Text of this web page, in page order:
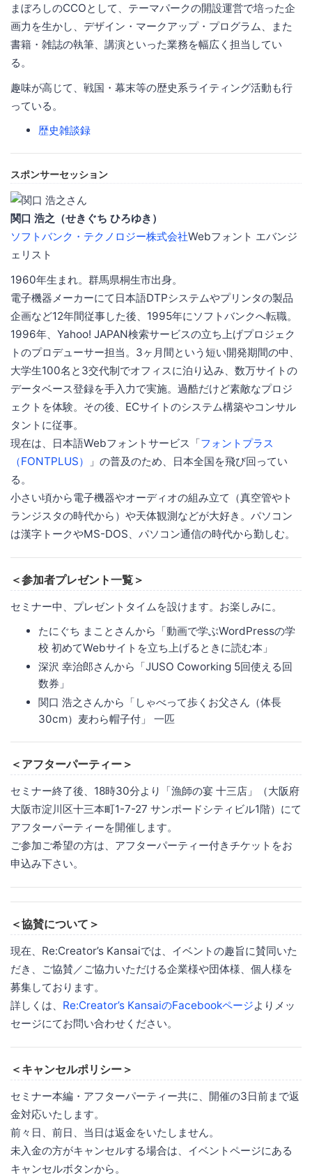
まぼろしのCCOとして、テーマパークの開設運営で培った企
画力を生かし、デザイン・マークアップ・プログラム、また
書籍・雑誌の執筆、講演といった業務を幅広く担当してい
る。
趣味が高じて、戦国・幕末等の歴史系ライティング活動も行
っている。
歴史雑談録
スポンサーセッション
関口 浩之（せきぐち ひろゆき）
ソフトバンク・テクノロジー株式会社Webフォント エバンジ
ェリスト
1960年生まれ。群馬県桐生市出身。
電子機器メーカーにて日本語DTPシステムやプリンタの製品
企画など12年間従事した後、1995年にソフトバンクへ転職。
1996年、Yahoo! JAPAN検索サービスの立ち上げプロジェク
トのプロデューサー担当。3ヶ月間という短い開発期間の中、
大学生100名と3交代制でオフィスに泊り込み、数万サイトの
データベース登録を手入力で実施。過酷だけど素敵なプロジ
ェクトを体験。その後、ECサイトのシステム構築やコンサル
タントに従事。
現在は、日本語Webフォントサービス「フォントプラス
（FONTPLUS）
」の普及のため、日本全国を飛び回ってい
る。
小さい頃から電子機器やオーディオの組み立て（真空管やト
ランジスタの時代から）や天体観測などが大好き。パソコン
は漢字トークやMS-DOS、パソコン通信の時代から勤しむ。
＜参加者プレゼント一覧＞
セミナー中、プレゼントタイムを設けます。お楽しみに。
たにぐち まことさんから「動画で学ぶWordPressの学
校 初めてWebサイトを立ち上げるときに読む本」
深沢 幸治郎さんから「JUSO Coworking 5回使える回
数券」
関口 浩之さんから「しゃべって歩くお父さん（体長
30cm）麦わら帽子付」 一匹
＜アフターパーティー＞
セミナー終了後、18時30分より「漁師の宴 十三店」（大阪府
大阪市淀川区十三本町1-7-27 サンポードシティビル1階）にて
アフターパーティーを開催します。
ご参加ご希望の方は、アフターパーティー付きチケットをお
申込み下さい。
＜協賛について＞
現在、Re:Creator’s Kansaiでは、イベントの趣旨に賛同いた
だき、ご協賛／ご協力いただける企業様や団体様、個人様を
募集しております。
詳しくは、 Re:Creator’s KansaiのFacebookページよりメッ
セージにてお問い合わせください。
＜キャンセルポリシー＞
セミナー本編・アフターパーティー共に、開催の3日前まで返
金対応いたします。
前々日、前日、当日は返金をいたしません。
未入金の方がキャンセルする場合は、イベントページにある
キャンセルボタンから。